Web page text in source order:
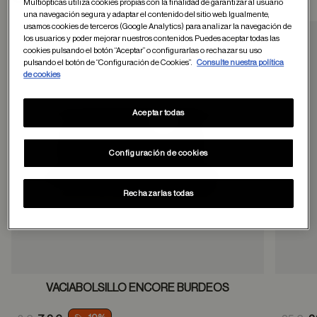
Guardar en
VACIABOLSILLO ENCORE BURDEOS
Multiópticas utiliza cookies propias con la finalidad de garantizar al usuario
una navegación segura y adaptar el contenido del sitio web. Igualmente,
usamos cookies de terceros (Google Analytics) para analizar la navegación de
los usuarios y poder mejorar nuestros contenidos. Puedes aceptar todas las
cookies pulsando el botón “Aceptar” o configurarlas o rechazar su uso
pulsando el botón de “Configuración de Cookies”.
Consulte nuestra política
de cookies
Configuración de cookies
Rechazarlas todas
Aceptar todas